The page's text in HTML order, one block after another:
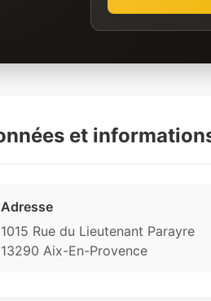
et
Adresse
1015 Rue du Lieutenant Parayre
13290 Aix-En-Provence